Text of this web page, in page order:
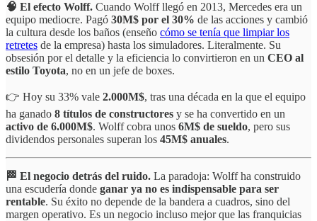
🧠 El efecto Wolff. Cuando Wolff llegó en 2013, Mercedes era un
equipo mediocre. Pagó 30M$ por el 30% de las acciones y cambió
la cultura desde los baños (enseño cómo se tenía que limpiar los
retretes de la empresa) hasta los simuladores. Literalmente. Su
obsesión por el detalle y la eficiencia lo convirtieron en un CEO al
estilo Toyota, no en un jefe de boxes.
👉 Hoy su 33% vale 2.000M$, tras una década en la que el equipo
ha ganado 8 títulos de constructores y se ha convertido en un
activo de 6.000M$. Wolff cobra unos 6M$ de sueldo, pero sus
dividendos personales superan los 45M$ anuales.
🏁 El negocio detrás del ruido. La paradoja: Wolff ha construido
una escudería donde ganar ya no es indispensable para ser
rentable. Su éxito no depende de la bandera a cuadros, sino del
margen operativo. Es un negocio incluso mejor que las franquicias